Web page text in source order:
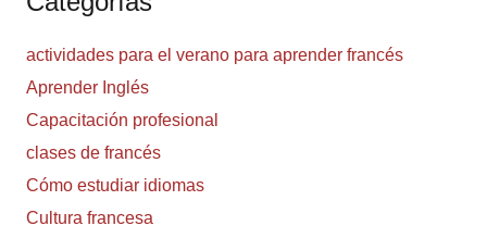
actividades para el verano para aprender francés
Aprender Inglés
Capacitación profesional
clases de francés
Cómo estudiar idiomas
Cultura francesa